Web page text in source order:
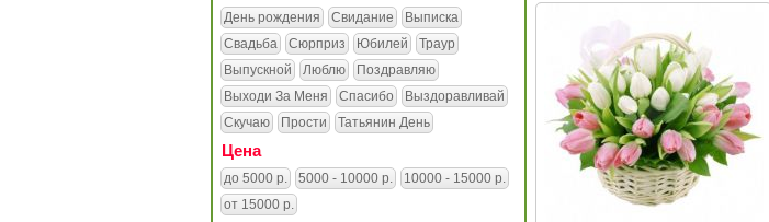
День рождения Свидание
Выписка
Свадьба
Сюрприз Юбилей
Траур
Выпускной
Люблю
Поздравляю
Выходи За Меня
Спасибо
Выздоравливай
Скучаю
Прости Татьянин День
Цена
до 5000 р. 5000 - 10000 р.
10000 - 15000 р.
от 15000 р.